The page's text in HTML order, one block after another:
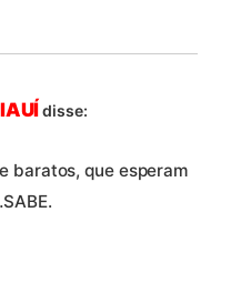
disse:
baratos, que esperam